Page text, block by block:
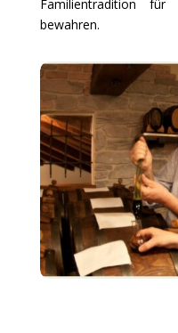
Familientradition für
bewahren.